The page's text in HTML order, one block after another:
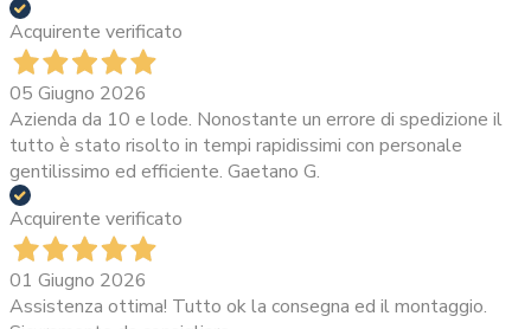
Acquirente verificato
05 Giugno 2026
Azienda da 10 e lode. Nonostante un errore di spedizione il
tutto è stato risolto in tempi rapidissimi con personale
gentilissimo ed efficiente. Gaetano G.
Acquirente verificato
01 Giugno 2026
Assistenza ottima! Tutto ok la consegna ed il montaggio.